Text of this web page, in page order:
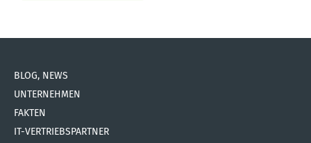
BLOG, NEWS
UNTERNEHMEN
FAKTEN
IT-VERTRIEBSPARTNER